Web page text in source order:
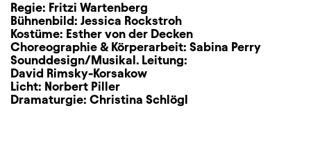
Regie: Fritzi Wartenberg
Bühnenbild: Jessica Rockstroh
Kostüme: Esther von der Decken
Choreographie & Körperarbeit: Sabina Perry
Sounddesign/Musikal. Leitung:
David Rimsky-Korsakow
Licht: Norbert Piller
Dramaturgie: Christina Schlögl